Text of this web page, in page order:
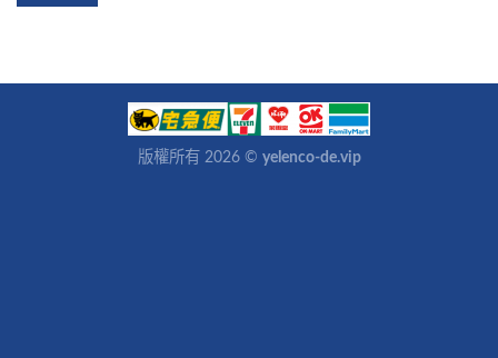
版權所有 2026 © yelenco-de.vip